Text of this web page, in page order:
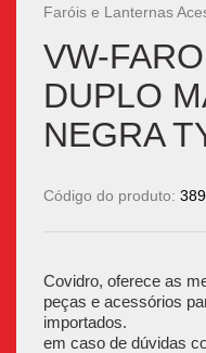
Faróis e Lanternas
VW-
DUPLO
NEGRA
Código do produto:
Covidro, oferece as
peças e acessórios
importados.
em caso de dúvidas